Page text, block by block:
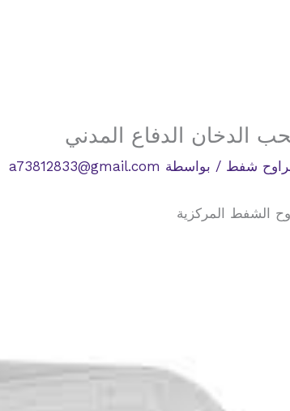
الدخان الدفاع المدني
شفط / بواسطة a73812833@gmail.com
الشفط المركزية